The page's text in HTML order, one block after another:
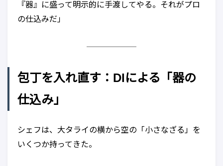
『器』に盛って明示的に手渡してやる。それがプロ
の仕込みだ」
包丁を入れ直す：DIによる「器の
仕込み」
シェフは、大タライの横から空の「小さなざる」を
いくつか持ってきた。